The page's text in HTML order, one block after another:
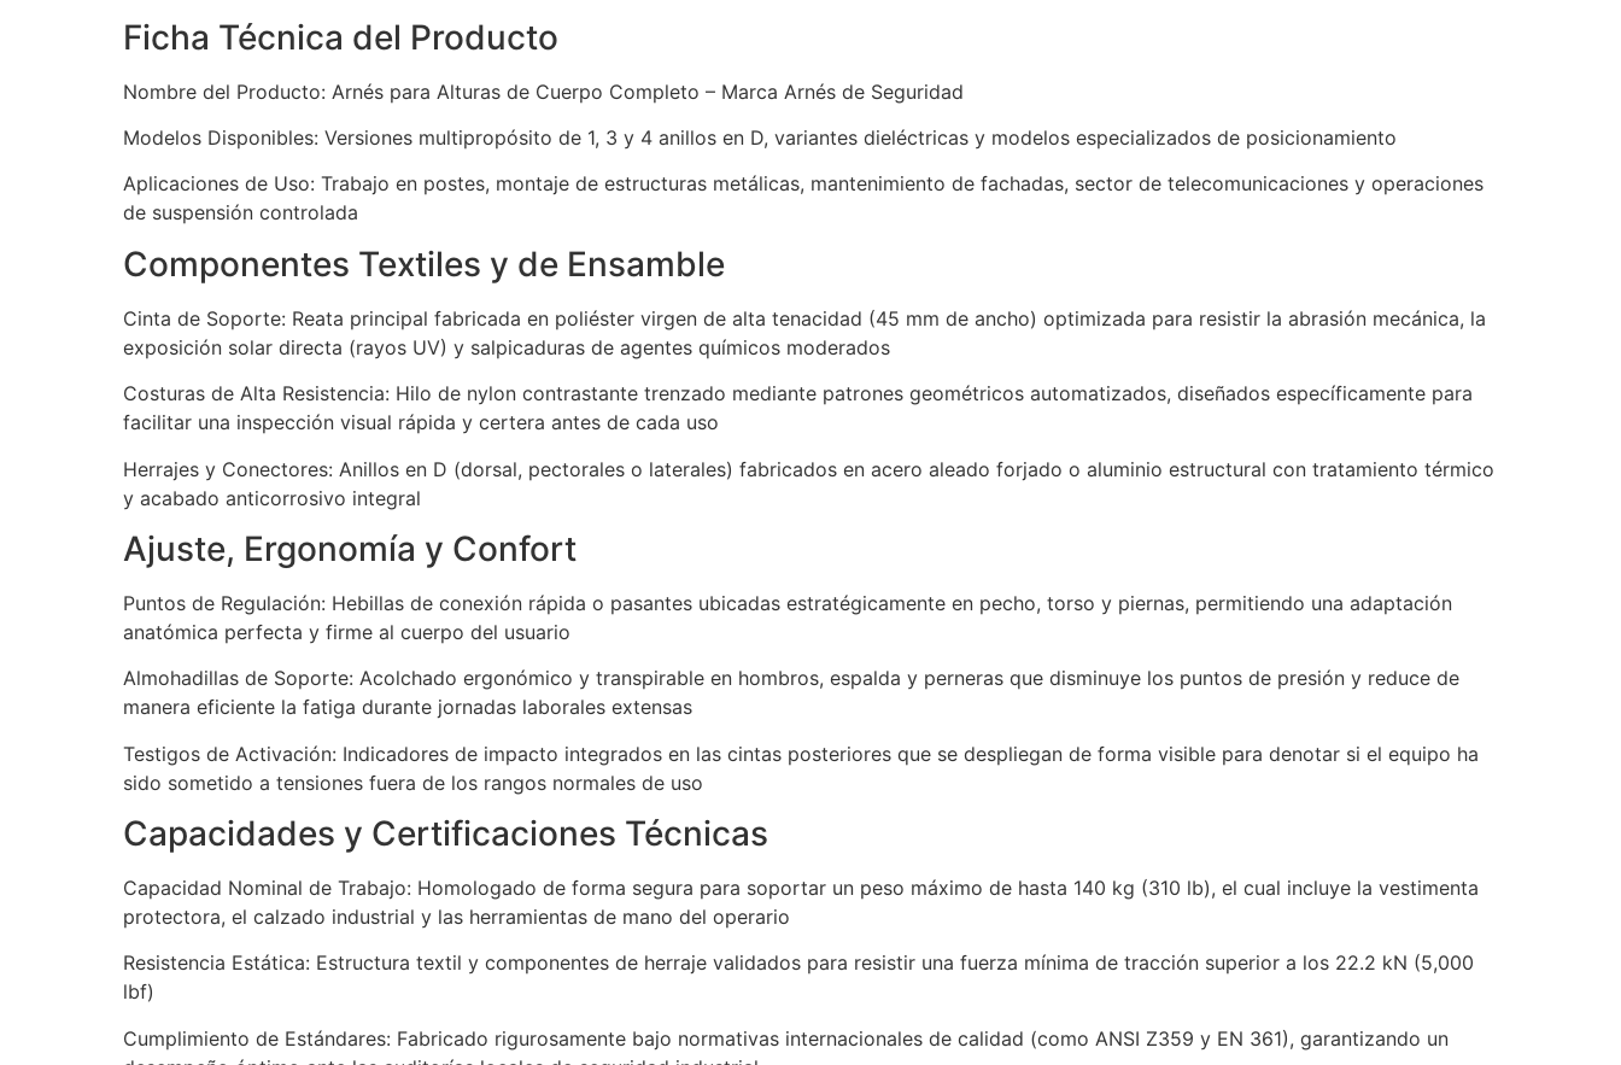
Ficha Técnica del Producto
Nombre del Producto: Arnés para Alturas de Cuerpo Completo – Marca Arnés de Seguridad
Modelos Disponibles: Versiones multipropósito de 1, 3 y 4 anillos en D, variantes dieléctricas y modelos especializados de posicionamiento
Aplicaciones de Uso: Trabajo en postes, montaje de estructuras metálicas, mantenimiento de fachadas, sector de telecomunicaciones y operaciones
de suspensión controlada
Componentes Textiles y de Ensamble
Cinta de Soporte: Reata principal fabricada en poliéster virgen de alta tenacidad (45 mm de ancho) optimizada para resistir la abrasión mecánica, la
exposición solar directa (rayos UV) y salpicaduras de agentes químicos moderados
Costuras de Alta Resistencia: Hilo de nylon contrastante trenzado mediante patrones geométricos automatizados, diseñados específicamente para
facilitar una inspección visual rápida y certera antes de cada uso
Herrajes y Conectores: Anillos en D (dorsal, pectorales o laterales) fabricados en acero aleado forjado o aluminio estructural con tratamiento térmico
y acabado anticorrosivo integral
Ajuste, Ergonomía y Confort
Puntos de Regulación: Hebillas de conexión rápida o pasantes ubicadas estratégicamente en pecho, torso y piernas, permitiendo una adaptación
anatómica perfecta y firme al cuerpo del usuario
Almohadillas de Soporte: Acolchado ergonómico y transpirable en hombros, espalda y perneras que disminuye los puntos de presión y reduce de
manera eficiente la fatiga durante jornadas laborales extensas
Testigos de Activación: Indicadores de impacto integrados en las cintas posteriores que se despliegan de forma visible para denotar si el equipo ha
sido sometido a tensiones fuera de los rangos normales de uso
Capacidades y Certificaciones Técnicas
Capacidad Nominal de Trabajo: Homologado de forma segura para soportar un peso máximo de hasta 140 kg (310 lb), el cual incluye la vestimenta
protectora, el calzado industrial y las herramientas de mano del operario
Resistencia Estática: Estructura textil y componentes de herraje validados para resistir una fuerza mínima de tracción superior a los 22.2 kN (5,000
lbf)
Cumplimiento de Estándares: Fabricado rigurosamente bajo normativas internacionales de calidad (como ANSI Z359 y EN 361), garantizando un